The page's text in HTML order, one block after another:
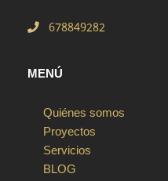
678849282
MENÚ
Quiénes somos
Proyectos
Servicios
BLOG